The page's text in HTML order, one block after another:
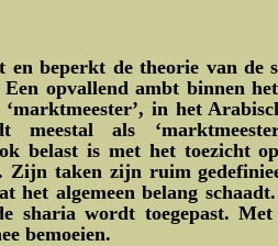
en beperkt de theorie van de
Een opvallend ambt binnen
‘marktmeester’, in het
meestal als
belast is met het toezicht
Zijn taken zijn ruim
het algemeen belang
sharia wordt toegepast.
bemoeien.